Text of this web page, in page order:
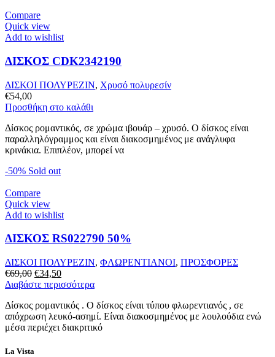
Compare
Quick view
Add to wishlist
ΔΙΣΚΟΣ CDK2342190
ΔΙΣΚΟΙ ΠΟΛΥΡΕΖΙΝ, Χρυσό πολυρεσίν
€54,00
Προσθήκη στο καλάθι
Δίσκος ρομαντικός, σε χρώμα ιβουάρ – χρυσό. Ο δίσκος είναι
παραλληλόγραμμος και είναι διακοσμημένος με ανάγλυφα
κρινάκια. Επιπλέον, μπορεί να
-50% Sold out
Compare
Quick view
Add to wishlist
ΔΙΣΚΟΣ RS022790 50%
ΔΙΣΚΟΙ ΠΟΛΥΡΕΖΙΝ, ΦΛΩΡΕΝΤΙΑΝΟΙ, ΠΡΟΣΦΟΡΕΣ
€69,00 Original
price
€69,00.
€34,50Η
τρέχουσα
είναι:
€34,50.
Διαβάστε περισσότερα
Δίσκος ρομαντικός . Ο δίσκος είναι τύπου φλωρεντιανός , σε
απόχρωση λευκό-ασημί. Είναι διακοσμημένος με λουλούδια ενώ
μέσα περιέχει διακριτικό
La Vista